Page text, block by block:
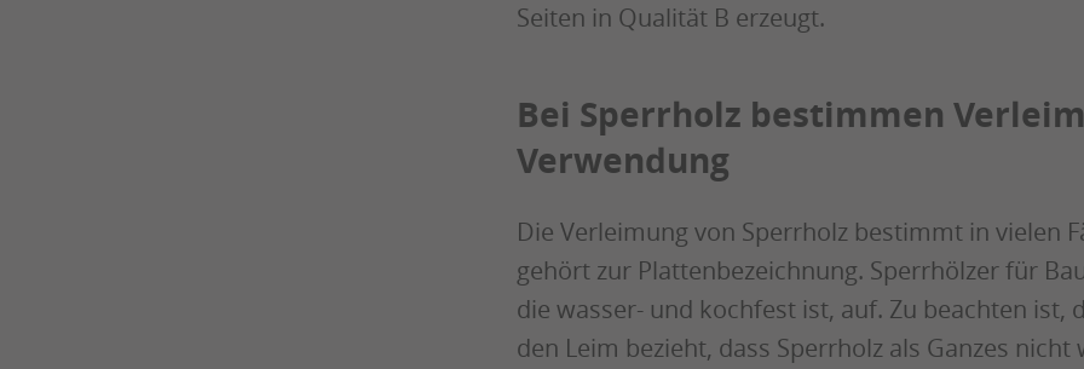
Seiten in Qualität B erzeugt.
Bei Sperrholz bestimmen
Verwendung
Die Verleimung von Sperrholz bestimmt in vielen
gehört zur Plattenbezeichnung. Sperrhölzer für
die wasser- und kochfest ist, auf. Zu beachten ist,
den Leim bezieht, dass Sperrholz als Ganzes